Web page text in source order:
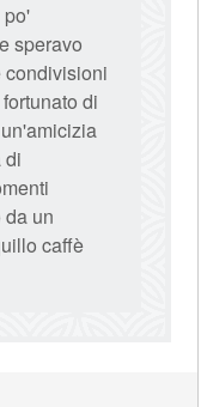
po'
speravo
condivisioni
di
di
un
caffè